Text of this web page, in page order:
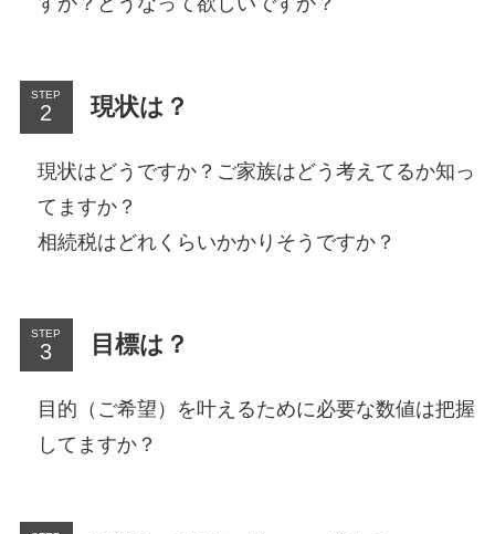
STEP 現状は？
現状はどうですか？ご家族はどう考えてるか知っ
てますか？
相続税はどれくらいかかりそうですか？
STEP 目標は？
目的（ご希望）を叶えるために必要な数値は把握
してますか？